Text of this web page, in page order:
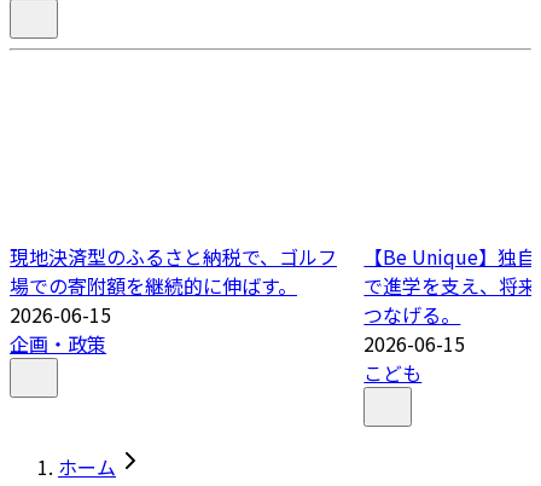
現地決済型のふるさと納税で、ゴルフ
場での寄附額を継続的に伸ばす。
2026-06-15
企画・政策
【Be Unique】独
で進学を支え、将
つなげる。
2026-06-15
こども
ホーム